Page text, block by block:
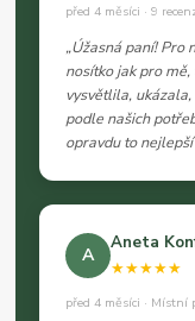
před 4 měsíci · 9
„Úžasná paní! Pro
nosítko jak pro
vysvětlila,
podle našich
opravdu to
A
Aneta
★★★★★
před 4 měsíci · Místní